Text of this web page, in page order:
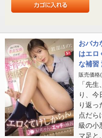
おバカ
はエロ
な補習
販売価格
「先
り、今
り返っ
点だら
級の小
マ足と